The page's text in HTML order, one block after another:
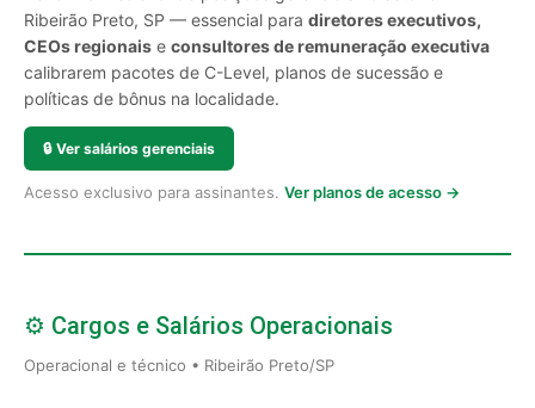
Ribeirão Preto, SP — essencial para diretores executivos,
CEOs regionais e consultores de remuneração executiva
calibrarem pacotes de C-Level, planos de sucessão e
políticas de bônus na localidade.
🔒 Ver salários gerenciais
Acesso exclusivo para assinantes. Ver planos de acesso →
⚙️ Cargos e Salários Operacionais
Operacional e técnico • Ribeirão Preto/SP